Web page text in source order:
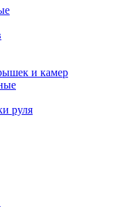
и камер
руля